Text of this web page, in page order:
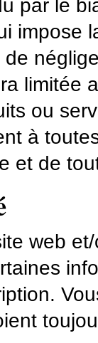
par le
impose
de
limitée
ou
à
et de
web